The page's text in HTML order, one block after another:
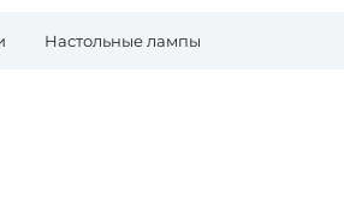
Настольные лампы